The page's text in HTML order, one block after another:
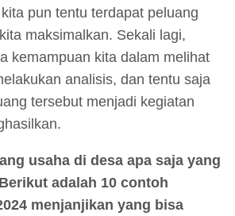
pun tentu terdapat peluang
maksimalkan. Sekali lagi,
kemampuan kita dalam melihat
analisis, dan tentu saja
tersebut menjadi kegiatan
usaha di desa apa saja yang
adalah 10 contoh
menjanjikan yang bisa